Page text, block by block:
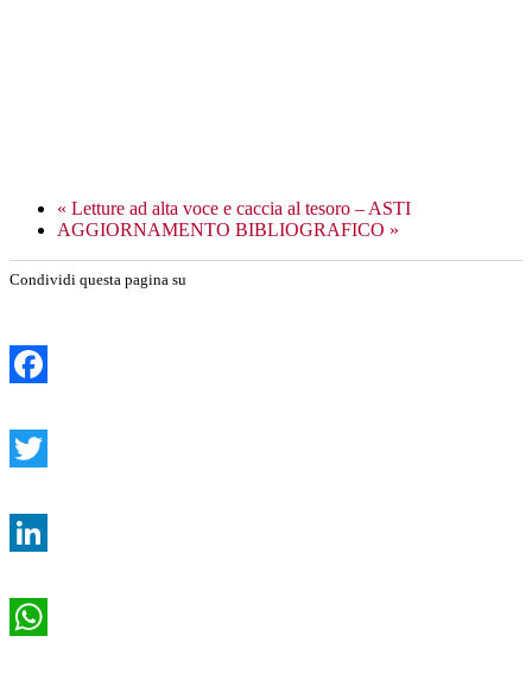
« Letture ad alta voce e caccia al tesoro – ASTI
AGGIORNAMENTO BIBLIOGRAFICO »
Condividi questa pagina su